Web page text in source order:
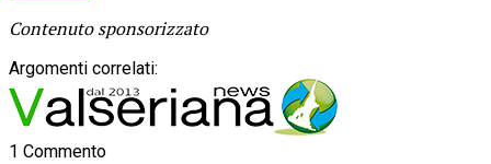
Contenuto sponsorizzato
Argomenti correlati:
1 Commento